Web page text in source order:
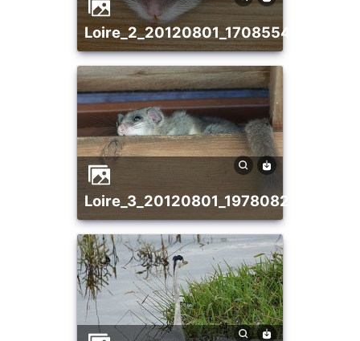
loire_2_20120801_1708554147
loire_3_20120801_1978082982